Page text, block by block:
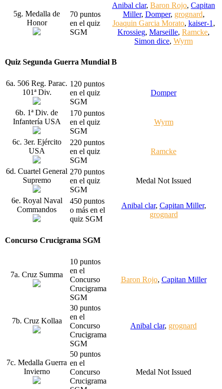
5g. Medalla de
Honor
70 puntos
en el quiz
SGM
Anibal clar, Baron Rojo, Capitan
Miller, Domper, grognard,
Joaquin Garcia Morato, kaiser-1 ,
Krossieg, Marseille, Ramcke,
Simon dice, Wyrm
Quiz Segunda Guerra Mundial B
6a. 506 Reg. Parac.
101ª Div.
120 puntos
en el quiz
SGM
Domper
6b. 1ª Div. de
Infantería USA
170 puntos
en el quiz
SGM
Wyrm
6c. 3er. Ejército
USA
220 puntos
en el quiz
SGM
Ramcke
6d. Cuartel General
Supremo
270 puntos
en el quiz
SGM
Medal Not Issued
6e. Royal Naval
Commandos
450 puntos
o más en el
quiz SGM
Anibal clar, Capitan Miller,
grognard
Concurso Crucigrama SGM
7a. Cruz Summa
10 puntos
en el
Concurso
Crucigrama
SGM
Baron Rojo, Capitan Miller
7b. Cruz Kollaa
30 puntos
en el
Concurso
Crucigrama
SGM
Anibal clar, grognard
7c. Medalla Guerra
Invierno
50 puntos
en el
Concurso
Crucigrama
Medal Not Issued